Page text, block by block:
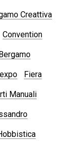
Creattiva
Convention
Fiera
Manuali